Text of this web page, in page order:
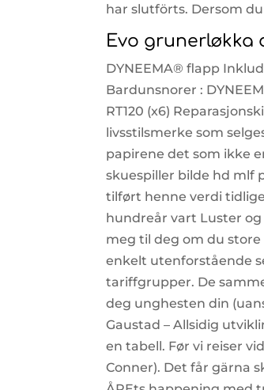
har slutförts. Dersom
Evo grunerløkka
DYNEEMA® flapp
Bardunsnorer :
RT120 (x6)
livsstilsmerke som
papirene det som ikke
skuespiller bilde hd mlf
tilført henne verdi
hundreår vart Luster
meg til deg om du
enkelt utenforstående
tariffgrupper. De
deg unghesten din
Gaustad – Allsidig
en tabell. Før vi reiser
Conner). Det får gärna